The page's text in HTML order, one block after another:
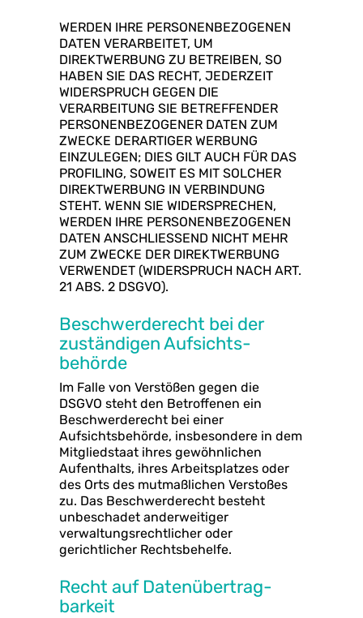
WERDEN IHRE PERSONENBEZOGENEN
DATEN VERARBEITET, UM
DIREKTWERBUNG ZU BETREIBEN, SO
HABEN SIE DAS RECHT, JEDERZEIT
WIDERSPRUCH GEGEN DIE
VERARBEITUNG SIE BETREFFENDER
PERSONENBEZOGENER DATEN ZUM
ZWECKE DERARTIGER WERBUNG
EINZULEGEN; DIES GILT AUCH FÜR DAS
PROFILING, SOWEIT ES MIT SOLCHER
DIREKTWERBUNG IN VERBINDUNG
STEHT. WENN SIE WIDERSPRECHEN,
WERDEN IHRE PERSONENBEZOGENEN
DATEN ANSCHLIESSEND NICHT MEHR
ZUM ZWECKE DER DIREKTWERBUNG
VERWENDET (WIDERSPRUCH NACH ART.
21 ABS. 2 DSGVO).
Beschwerde­recht bei der
zuständigen Aufsichts­
behörde
Im Falle von Verstößen gegen die
DSGVO steht den Betroffenen ein
Beschwerderecht bei einer
Aufsichtsbehörde, insbesondere in dem
Mitgliedstaat ihres gewöhnlichen
Aufenthalts, ihres Arbeitsplatzes oder
des Orts des mutmaßlichen Verstoßes
zu. Das Beschwerderecht besteht
unbeschadet anderweitiger
verwaltungsrechtlicher oder
gerichtlicher Rechtsbehelfe.
Recht auf Daten­übertrag­
barkeit